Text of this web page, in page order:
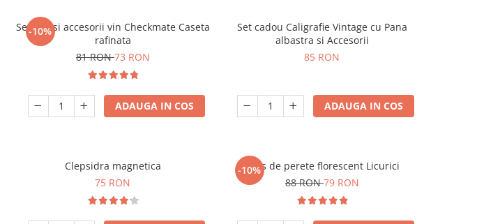
-10%
Set sah si accesorii vin Checkmate Caseta
rafinata
81 RON73 RON
ADAUGA IN COS
Set cadou Caligrafie Vintage cu Pana
albastra si Accesorii
85 RON
ADAUGA IN COS
Clepsidra magnetica
75 RON
-10%
Ceas de perete florescent Licurici
88 RON79 RON